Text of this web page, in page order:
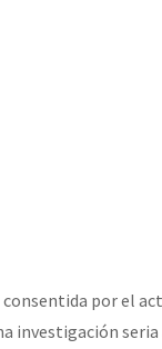
por el
investigación